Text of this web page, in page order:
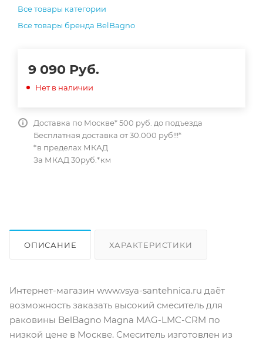
Все товары категории
Все товары бренда BelBagno
9 090 Руб.
Нет в наличии
Доставка по Москве* 500 руб. до подъезда
Бесплатная доставка от 30.000 руб!!!*
*в пределах МКАД
За МКАД 30руб.*км
ОПИСАНИЕ ХАРАКТЕРИСТИКИ
Интернет-магазин www.vsya-santehnica.ru даёт
возможность заказать высокий смеситель для
раковины BelBagno Magna MAG-LMC-CRM по
низкой цене в Москве. Смеситель изготовлен из